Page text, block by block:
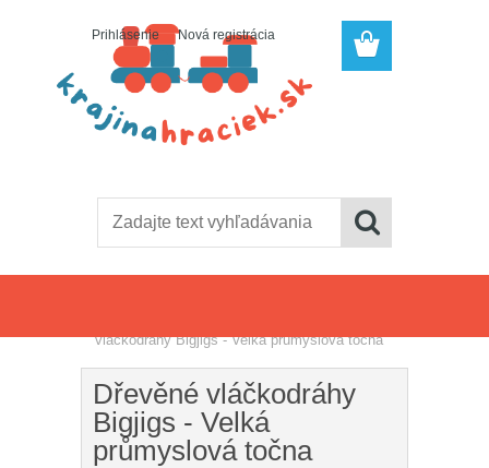
Prihlásenie Nová registrácia
vláčkodráhy Bigjigs - Velká průmyslová točna
Dřevěné vláčkodráhy
Bigjigs - Velká
průmyslová točna